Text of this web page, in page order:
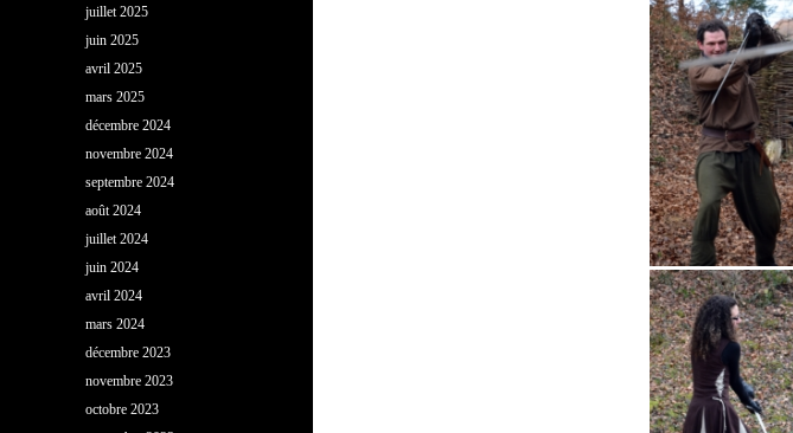
juillet 2025
juin 2025
avril 2025
mars 2025
décembre 2024
novembre 2024
septembre 2024
août 2024
juillet 2024
juin 2024
avril 2024
mars 2024
décembre 2023
novembre 2023
octobre 2023